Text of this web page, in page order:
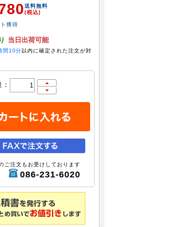
送料無料
(税込)
獲得
当日出荷可能
間10分以内に確定された注文が対
ご注文もお受けしております
086-231-6020